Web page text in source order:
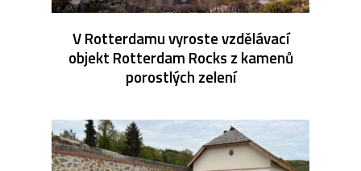
V Rotterdamu vyroste vzdělávací
objekt Rotterdam Rocks z kamenů
porostlých zelení